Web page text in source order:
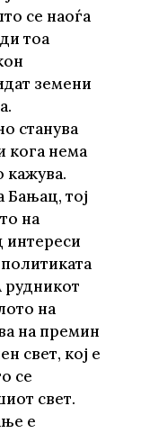
се наоѓа
тоа
земени
станува
кога нема
кажува.
Бањац, тој
на
интереси
рудникот
на
на премин
свет, кој е
се
свет.
е